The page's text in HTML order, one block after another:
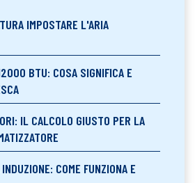
IMPOSTARE L'ARIA
BTU: COSA SIGNIFICA E
IL CALCOLO GIUSTO PER LA
COME FUNZIONA E